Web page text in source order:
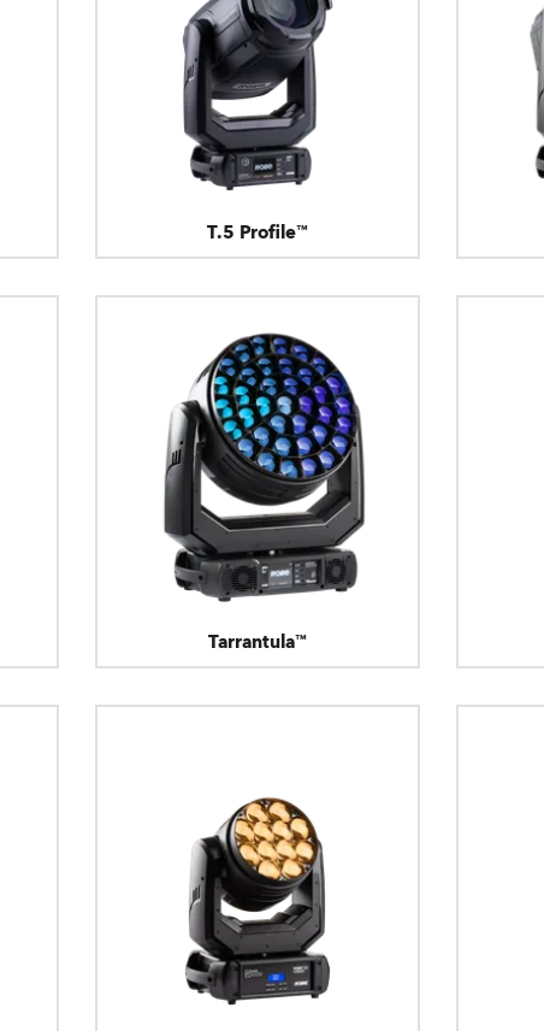
T.5 Profile™
Tarrantula™